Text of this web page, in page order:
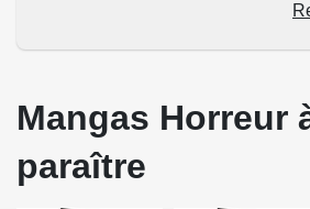
Mangas Horreur
paraître